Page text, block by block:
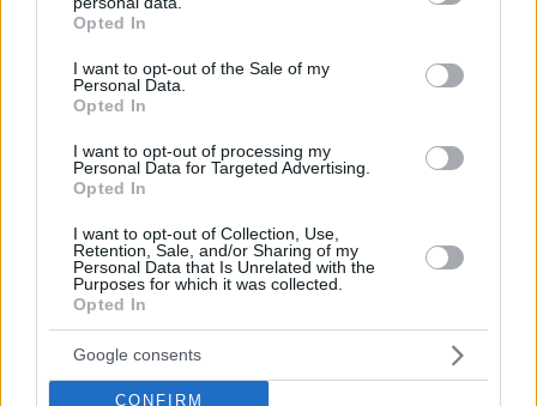
grant or deny consent to Google and its third-party tags to
use your data for below specified purposes in below Google
consent section.
Opted In
I want to opt-out of the Sale of my
Personal Data.
Opted In
I want to opt-out of processing my
Personal Data for Targeted Advertising.
Opted In
I want to opt-out of Collection, Use,
Retention, Sale, and/or Sharing of my
Personal Data that Is Unrelated with the
Purposes for which it was collected.
Opted In
Google consents
CONFIRM
ανοιχτό στο κόκκινο χαλί
10.08.2026, 07:31
Τη Υπερμάχω: Η νύχτα του Αυγούστου
πριν από 1.400 χρόνια, που γέννησε
τον Ακάθιστο Ύμνο
09.08.2026, 22:48 131
Καρυστιανού: Περιμένω αποδείξεις